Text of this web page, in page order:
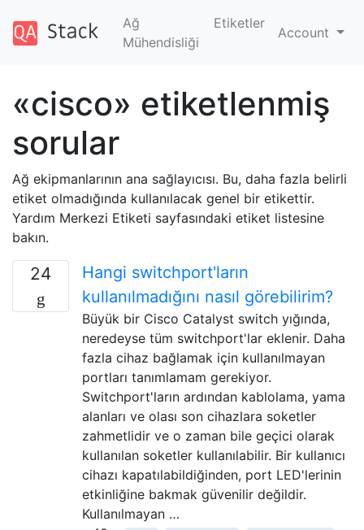
Ağ
Mühendisliği
Etiketler
Account
«cisco» etiketlenmiş
sorular
Ağ ekipmanlarının ana sağlayıcısı. Bu, daha fazla belirli
etiket olmadığında kullanılacak genel bir etikettir.
Yardım Merkezi Etiketi sayfasındaki etiket listesine
bakın.
24
Hangi switchport'ların
kullanılmadığını nasıl görebilirim?
Büyük bir Cisco Catalyst switch yığında,
neredeyse tüm switchport'lar eklenir. Daha
fazla cihaz bağlamak için kullanılmayan
portları tanımlamam gerekiyor.
Switchport'ların ardından kablolama, yama
alanları ve olası son cihazlara soketler
zahmetlidir ve o zaman bile geçici olarak
kullanılan soketler kullanılabilir. Bir kullanıcı
cihazı kapatılabildiğinden, port LED'lerinin
etkinliğine bakmak güvenilir değildir.
Kullanılmayan …